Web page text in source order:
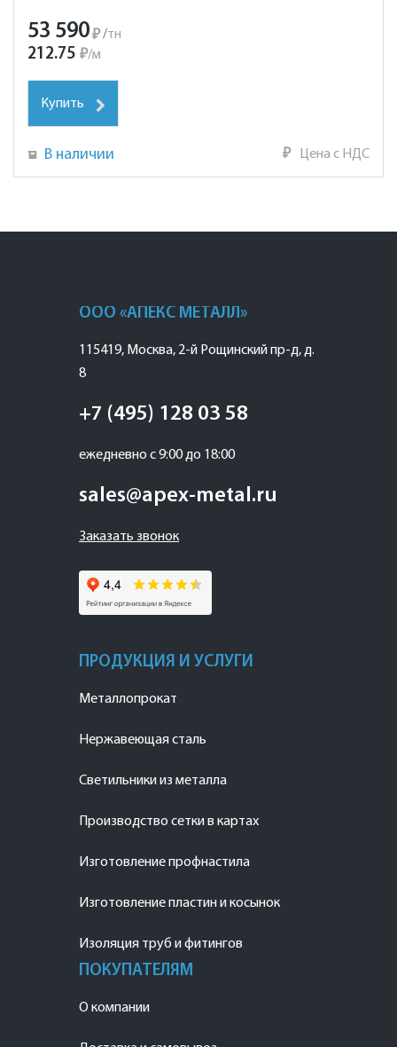
53 590₽ /тн
212.75 ₽/м
Купить
В наличии ₽ Цена с НДС
ООО «АПЕКС МЕТАЛЛ»
115419, Москва, 2-й Рощинский пр-д, д.
8
+7 (495) 128 03 58
ежедневно с 9:00 до 18:00
sales@apex-metal.ru
Заказать звонок
ПРОДУКЦИЯ И УСЛУГИ
Металлопрокат
Нержавеющая сталь
Светильники из металла
Производство сетки в картах
Изготовление профнастила
Изготовление пластин и косынок
Изоляция труб и фитингов
ПОКУПАТЕЛЯМ
О компании